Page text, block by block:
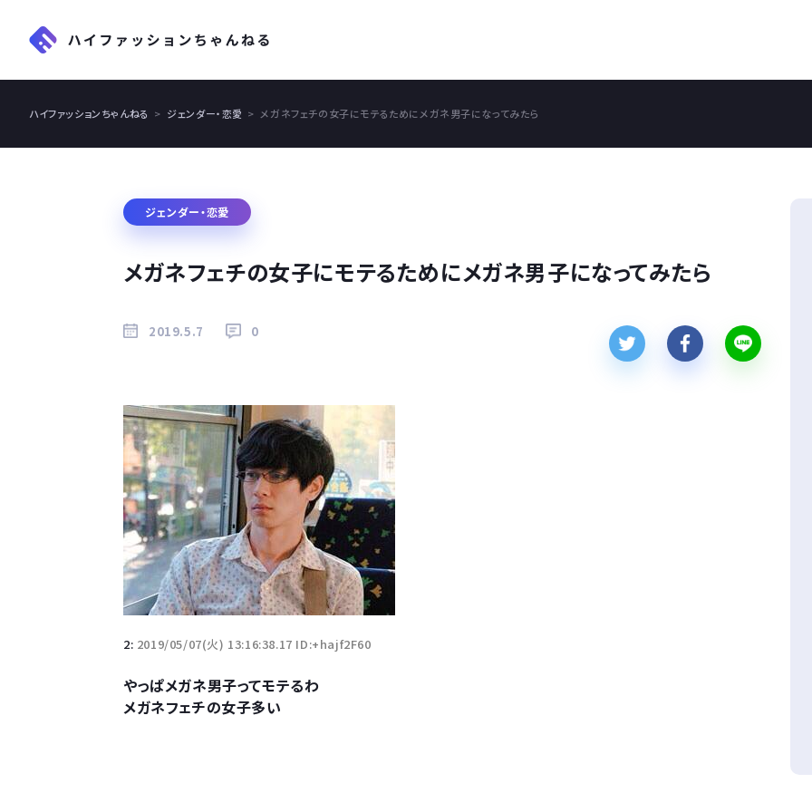
ハイファッションちゃんねる ジェンダー・恋愛 メガネフェチの女子にモテるためにメガネ男子になってみたら
ジェンダー・恋愛
メガネフェチの女子にモテるためにメガネ男子になってみたら
2019.5.7 0
2: 2019/05/07(火) 13:16:38.17 ID:+hajf2F60
やっぱメガネ男子ってモテるわ
メガネフェチの女子多い